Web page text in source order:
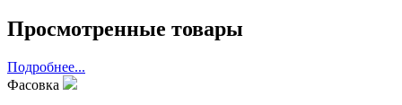
Просмотренные товары
Подробнее...
Фасовка